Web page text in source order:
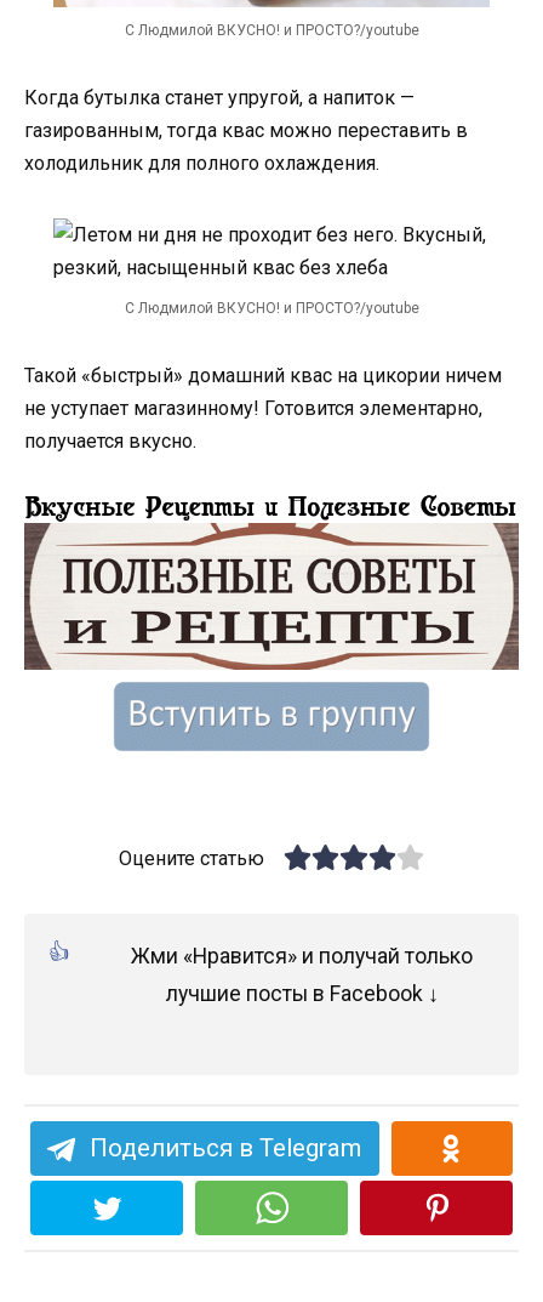
С Людмилой ВКУСНО! и ПРОСТО?/youtube
Когда бутылка станет упругой, а напиток —
газированным, тогда квас можно переставить в
холодильник для полного охлаждения.
С Людмилой ВКУСНО! и ПРОСТО?/youtube
Такой «быстрый» домашний квас на цикории ничем
не уступает магазинному! Готовится элементарно,
получается вкусно.
Оцените статью
Жми «Нравится» и получай только
лучшие посты в Facebook ↓
Поделиться в Telegram